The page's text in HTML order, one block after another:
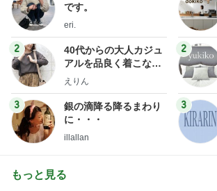
です。
eri.
2
40代からの大人カジュ
アルを品良く着こなす
ファッションブログ
えりん
3
銀の滴降る降るまわり
に・・・
illallan
2
3
もっと見る